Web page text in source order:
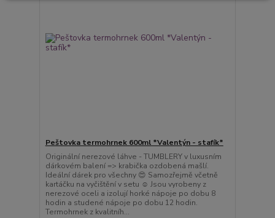
Peštovka termohrnek 600ml *Valentýn - stafík*
Originální nerezové láhve - TUMBLERY v luxusním
dárkovém balení => krabička ozdobená mašlí.
Ideální dárek pro všechny 😍 Samozřejmě včetně
kartáčku na vyčištění v setu ☺️ Jsou vyrobeny z
nerezové oceli a izolují horké nápoje po dobu 8
hodin a studené nápoje po dobu 12 hodin.
Termohrnek z kvalitníh...